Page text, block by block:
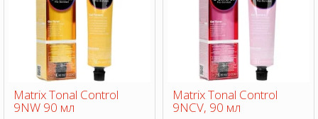
Matrix Tonal Control
9NW 90 мл
Matrix Tonal Control
9NCV, 90 мл